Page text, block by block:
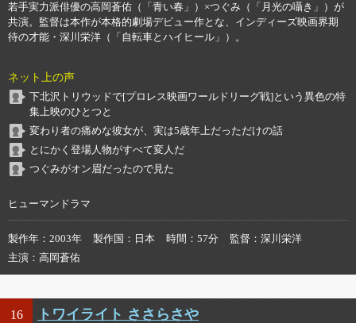
若手実力派俳優の高岡蒼佑（「青い春」）×つぐみ（「月光の囁き」）が
共演。監督は本作が本格的劇場デビュー作とな、インディーズ映画界期
待の才能・深川栄洋（「自転車とハイヒール」）。
ネット上の声
下北沢トリウッドで[プロレス映画ワールドリーグ戦]という異色の特
集上映のひとつと
変わり者の痛めな彼女が、実は5歳年上だっただけの話
とにかく登場人物がすべて変人だ
つぐみがオン眉だったので見た
ヒューマンドラマ
製作年 2003年 製作国 日本 時間 57分 監督
深川栄洋
主演
高岡蒼佑
16 トワイライト ささらさや